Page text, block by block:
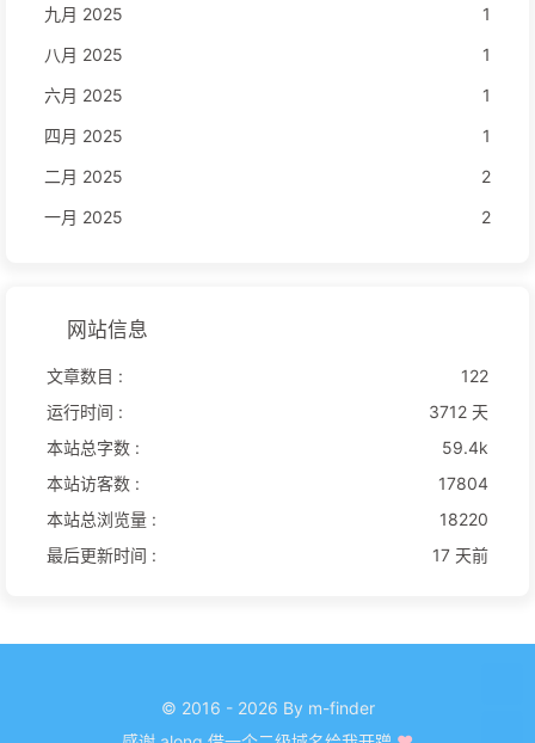
九月 2025
1
八月 2025
1
六月 2025
1
四月 2025
1
二月 2025
2
一月 2025
2
网站信息
文章数目 :
122
运行时间 :
3712 天
本站总字数 :
59.4k
本站访客数 :
17804
本站总浏览量 :
18220
最后更新时间 :
17 天前
© 2016 - 2026 By m-finder